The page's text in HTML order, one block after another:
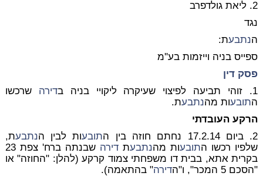
2. ליאת גולדפרב
נגד
הנתבעת:
ספייס בניה וייזמות בע''מ
פסק דין
1. זוהי תביעה לפיצוי שעיקרה ליקויי בניה ב
דירה שרכשו
התובעות מהנתבעת.
הרקע העובדתי
2. ביום 17.2.14 נחתם חוזה בין ה
תובעות לבין הנתבעת,
שלפיו רכשו התובעות מהנתבעת דירה
שבנתה ברח' צפת 23
בקרית אתא, בבית דו משפחתי צמוד קרקע (להלן: "החוזה" או
"הסכם 5 המכר", ו"ה
דירה" בהתאמה).